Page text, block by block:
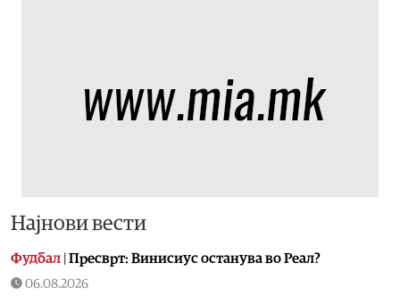
Најнови вести
Фудбал Пресврт: Винисиус останува во Реал?
06.08.2026